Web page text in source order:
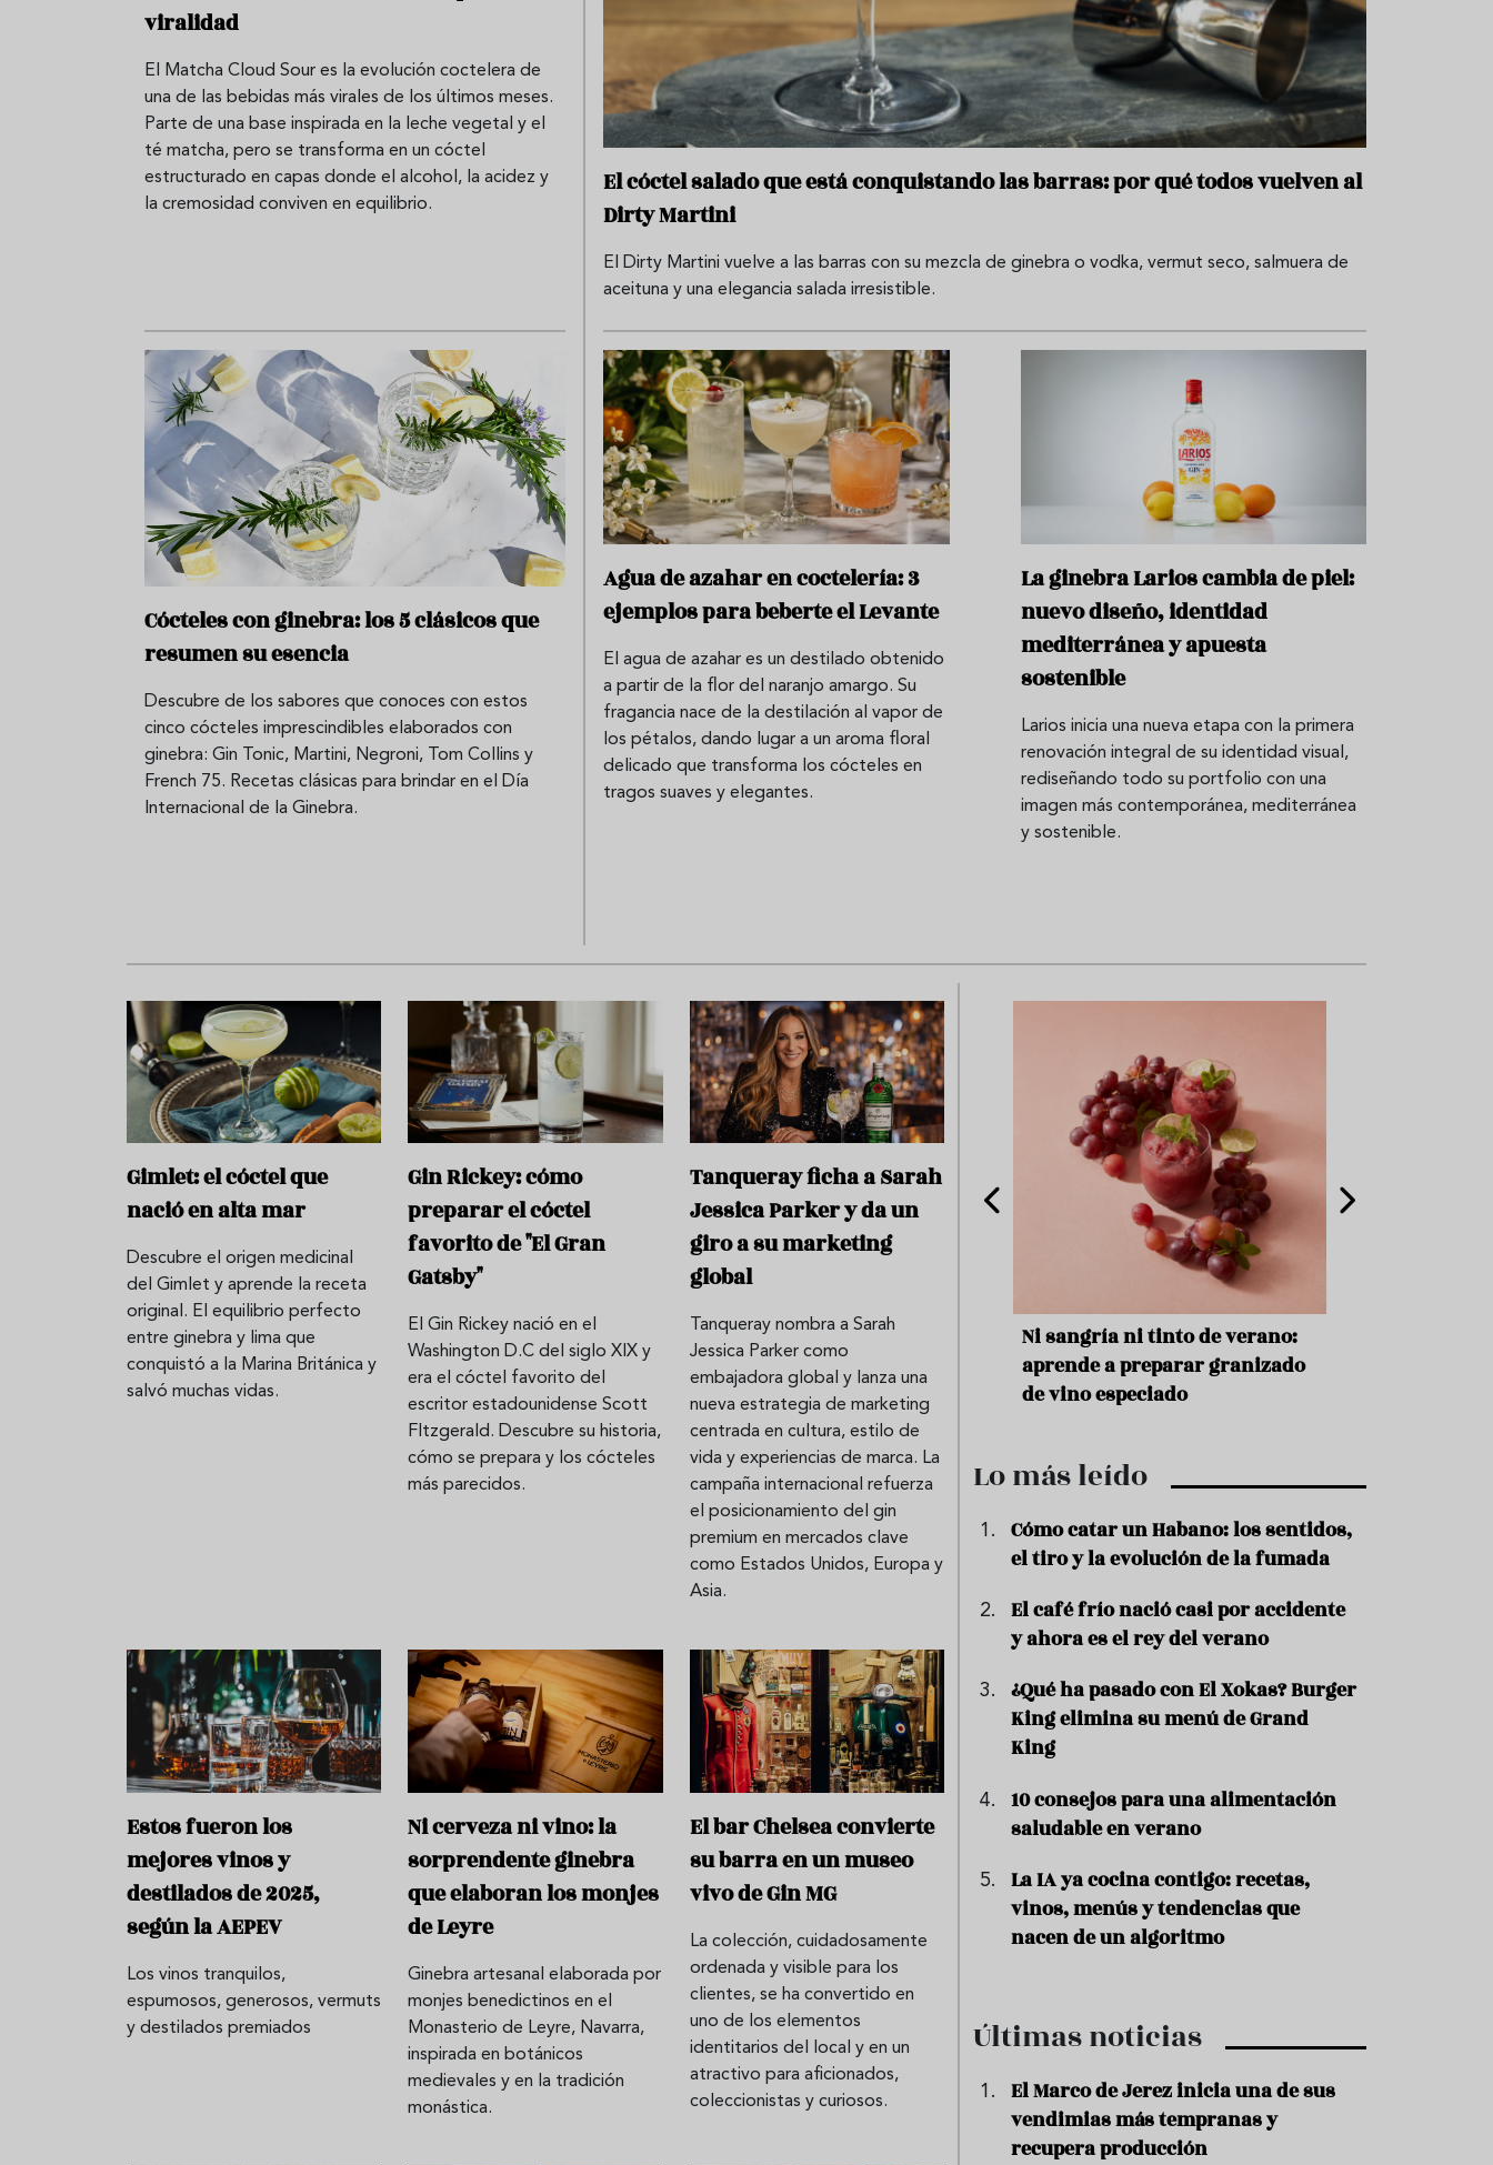
t
r
o
t
u
r
i
s
m
o
e
o
d
T
r
a
d
i
e
m
c
i
o
t
e
l
r
El cóctel salado que está conquistando las barras: por qué todos vuelven al
Dirty Martini
El Dirty Martini vuelve a las barras con su mezcla de ginebra o vodka, vermut seco, salmuera de
aceituna y una elegancia salada irresistible.
viralidad
El Matcha Cloud Sour es la evolución coctelera de
una de las bebidas más virales de los últimos meses.
Parte de una base inspirada en la leche vegetal y el
té matcha, pero se transforma en un cóctel
estructurado en capas donde el alcohol, la acidez y
la cremosidad conviven en equilibrio.
Cócteles con ginebra: los 5 clásicos que
resumen su esencia
Descubre de los sabores que conoces con estos
cinco cócteles imprescindibles elaborados con
ginebra: Gin Tonic, Martini, Negroni, Tom Collins y
French 75. Recetas clásicas para brindar en el Día
Internacional de la Ginebra.
Agua de azahar en coctelería: 3
ejemplos para beberte el Levante
El agua de azahar es un destilado obtenido
a partir de la flor del naranjo amargo. Su
fragancia nace de la destilación al vapor de
los pétalos, dando lugar a un aroma floral
delicado que transforma los cócteles en
tragos suaves y elegantes.
La ginebra Larios cambia de piel:
nuevo diseño, identidad
mediterránea y apuesta
sostenible
Larios inicia una nueva etapa con la primera
renovación integral de su identidad visual,
rediseñando todo su portfolio con una
imagen más contemporánea, mediterránea
y sostenible.
Gimlet: el cóctel que
nació en alta mar
Descubre el origen medicinal
del Gimlet y aprende la receta
original. El equilibrio perfecto
entre ginebra y lima que
conquistó a la Marina Británica y
salvó muchas vidas.
Gin Rickey: cómo
preparar el cóctel
favorito de "El Gran
Gatsby"
El Gin Rickey nació en el
Washington D.C del siglo XIX y
era el cóctel favorito del
escritor estadounidense Scott
FItzgerald. Descubre su historia,
cómo se prepara y los cócteles
más parecidos.
Tanqueray ficha a Sarah
Jessica Parker y da un
giro a su marketing
global
Tanqueray nombra a Sarah
Jessica Parker como
embajadora global y lanza una
nueva estrategia de marketing
centrada en cultura, estilo de
vida y experiencias de marca. La
campaña internacional refuerza
el posicionamiento del gin
premium en mercados clave
como Estados Unidos, Europa y
Asia.
Estos fueron los
mejores vinos y
destilados de 2025,
según la AEPEV
Los vinos tranquilos,
espumosos, generosos, vermuts
y destilados premiados
Ni cerveza ni vino: la
sorprendente ginebra
que elaboran los monjes
de Leyre
Ginebra artesanal elaborada por
monjes benedictinos en el
Monasterio de Leyre, Navarra,
inspirada en botánicos
medievales y en la tradición
monástica.
El bar Chelsea convierte
su barra en un museo
vivo de Gin MG
La colección, cuidadosamente
ordenada y visible para los
clientes, se ha convertido en
uno de los elementos
identitarios del local y en un
atractivo para aficionados,
coleccionistas y curiosos.
Aceitunas: el aperitivo estrella
del verano
Sopa fría de sandía: el plato
que querrás repetir todo el
verano
Cinco cremas frías de verduras
que querrás repetir todo agosto
Ni sangría ni tinto de verano:
aprende a preparar granizado
de vino especiado
Lo más leído
Cómo catar un Habano: los sentidos,
el tiro y la evolución de la fumada
El café frío nació casi por accidente
y ahora es el rey del verano
¿Qué ha pasado con El Xokas? Burger
King elimina su menú de Grand
King
10 consejos para una alimentación
saludable en verano
La IA ya cocina contigo: recetas,
vinos, menús y tendencias que
nacen de un algoritmo
Últimas noticias
El Marco de Jerez inicia una de sus
vendimias más tempranas y
recupera producción